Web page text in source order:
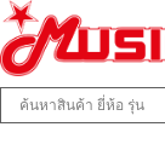
Music
ศูนย์รวมครื่องดน